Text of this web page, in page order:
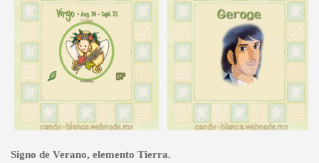
Signo de Verano, elemento Tierra.